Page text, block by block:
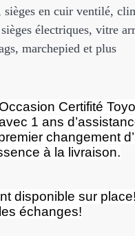
sièges en cuir ventilé,
électriques, vitre
marchepied et plus
Certifité
1 ans
changement
à la livraison.
disponible sur
échanges!